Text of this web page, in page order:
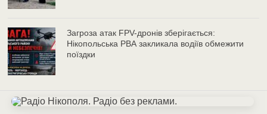
Загроза атак FPV-дронів зберігається:
Нікопольська РВА закликала водіїв обмежити
поїздки